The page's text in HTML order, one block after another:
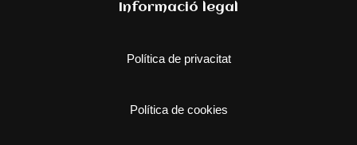
Informació legal
Política de privacitat
Política de cookies